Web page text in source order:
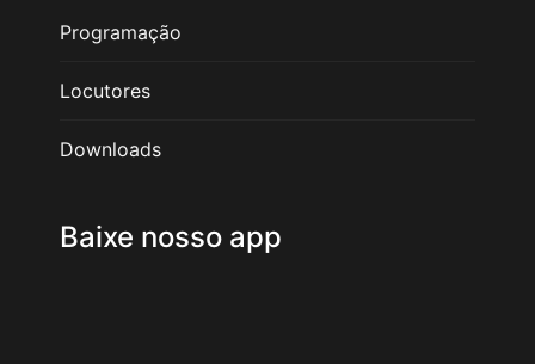
Programação
Locutores
Downloads
Baixe nosso app